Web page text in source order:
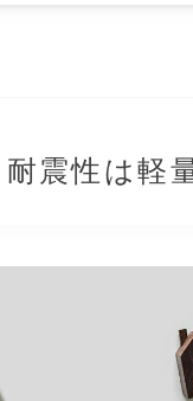
震性は軽